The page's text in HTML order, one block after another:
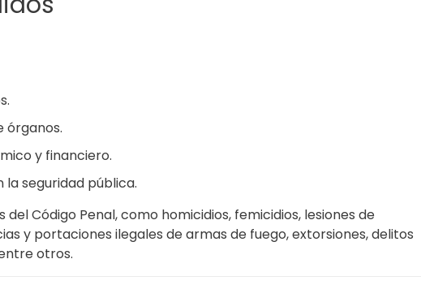
órganos.
y financiero.
seguridad pública.
Código Penal, como homicidios, femicidios, lesiones de
y portaciones ilegales de armas de fuego, extorsiones, delitos
otros.